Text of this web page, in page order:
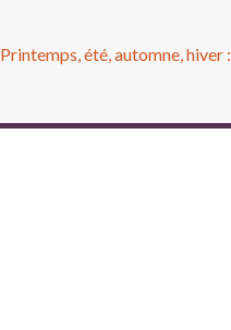
Printemps, été, automne, hiver